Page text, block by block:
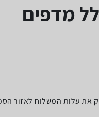
מדפים
את עלות המשלוח לאזור